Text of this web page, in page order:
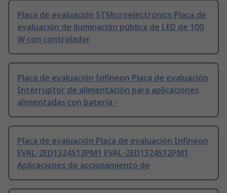
Placa de evaluación STMicroelectronics Placa de
evaluación de iluminación pública de LED de 100
W con controlador
Placa de evaluación Infineon Placa de evaluación
Interruptor de alimentación para aplicaciones
alimentadas con batería -
Placa de evaluación Placa de evaluación Infineon
EVAL-2ED1324S12PM1 EVAL-2ED1324S12PM1
Aplicaciones de accionamiento de